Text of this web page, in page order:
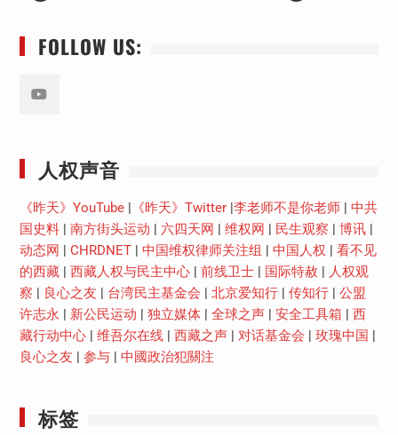
FOLLOW US:
人权声音
《昨天》YouTube| 《昨天》Twitter| 李老师不是你老师| 中共
国史料| 南方街头运动 六四天网 维权网 民生观察 博讯|
动态网
CHRDNET| 中国维权律师关注组 中国人权
看不见
的西藏| 西藏人权与民主中心| 前线卫士| 国际特赦
人权观
察
良心之友 台湾民主基金会 北京爱知行| 传知行| 公盟
许志永
新公民运动 独立媒体| 全球之声| 安全工具箱
西
藏行动中心| 维吾尔在线| 西藏之声| 对话基金会 玫瑰中国
良心之友
参与| 中國政治犯關注
标签